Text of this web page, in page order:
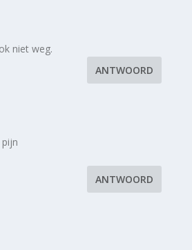
niet weg.
ANTWOORD
ANTWOORD